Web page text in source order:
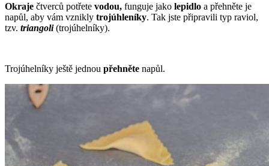
Okraje čtverců potřete vodou, funguje jako lepidlo a přehněte je
napůl, aby vám vznikly trojúhleníky. Tak jste připravili typ raviol,
tzv. triangoli(trojúhelníky).
Trojúhelníky ještě jednou přehněte napůl.